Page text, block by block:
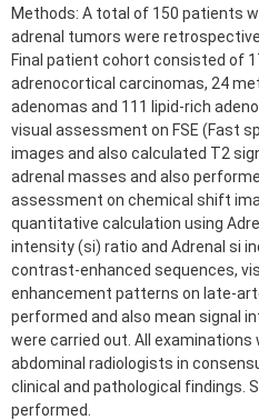
Methods: A total of 150 patients
adrenal tumors were
Final patient cohort consisted of
adrenocortical carcinomas, 24
adenomas and 111 lipid-rich
visual assessment on FSE (Fast
images and also calculated T2
adrenal masses and also
assessment on chemical shift
quantitative calculation using
intensity (si) ratio and Adrenal si
contrast-enhanced sequences,
enhancement patterns on late-
performed and also mean signal
were carried out. All
abdominal radiologists in
clinical and pathological findings.
performed.